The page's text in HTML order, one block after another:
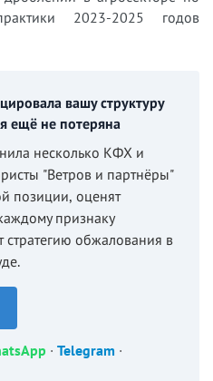
2023-2025 годов
вашу структуру
ещё не потеряна
несколько КФХ и
"Ветров и партнёры"
позиции, оценят
признаку
стратегию обжалования в
· Telegram ·